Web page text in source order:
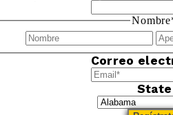
Nombre
Correo
State